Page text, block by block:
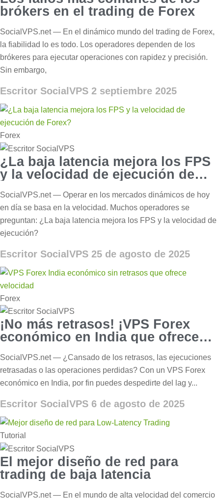
brókers en el trading de Forex
SocialVPS.net — En el dinámico mundo del trading de Forex,
la fiabilidad lo es todo. Los operadores dependen de los
brókeres para ejecutar operaciones con rapidez y precisión.
Sin embargo,
Escritor SocialVPS 2 septiembre 2025
Forex
¿La baja latencia mejora los FPS
y la velocidad de ejecución de
SocialVPS.net — Operar en los mercados dinámicos de hoy
en día se basa en la velocidad. Muchos operadores se
preguntan: ¿La baja latencia mejora los FPS y la velocidad de
ejecución?
Escritor SocialVPS 25 de agosto de 2025
Forex
¡No más retrasos! ¡VPS Forex
económico en India que ofrece
SocialVPS.net — ¿Cansado de los retrasos, las ejecuciones
retrasadas o las operaciones perdidas? Con un VPS Forex
económico en India, por fin puedes despedirte del lag y...
Escritor SocialVPS 6 de agosto de 2025
Tutorial
El mejor diseño de red para
trading de baja latencia
SocialVPS.net — En el mundo de alta velocidad del comercio